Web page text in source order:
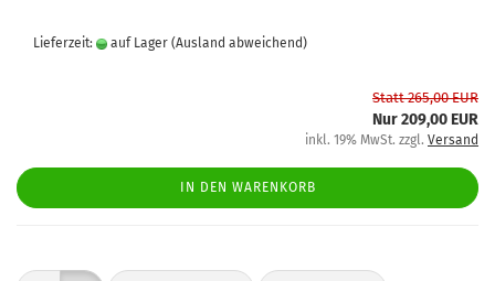
Lieferzeit: auf Lager (Ausland abweichend)
Statt 265,00 EUR
Nur 209,00 EUR
inkl. 19% MwSt. zzgl. Versand
IN DEN WARENKORB